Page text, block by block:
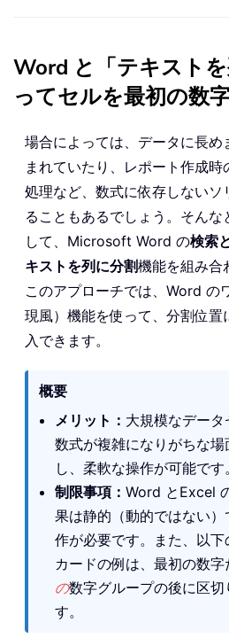
Word と「テキスト
ってセルを最初の数
場合によっては、データに長め
まれていたり、レポート作成
処理など、数式に依存しないソ
ることもあるでしょう。そんな
して、Microsoft Word の検索
キストを列に分割機能を組み合
このアプローチでは、Word の
現風）機能を使って、分割位置
入できます。
概要
メリット： 大規模なデータ
数式が複雑になりがちな
し、柔軟な操作が可能です。
制限事項： Word とExcel
果は静的（動的ではない
作が必要です。また、以
カードの例は、最初の数字
の数字グループの後に区切
す。